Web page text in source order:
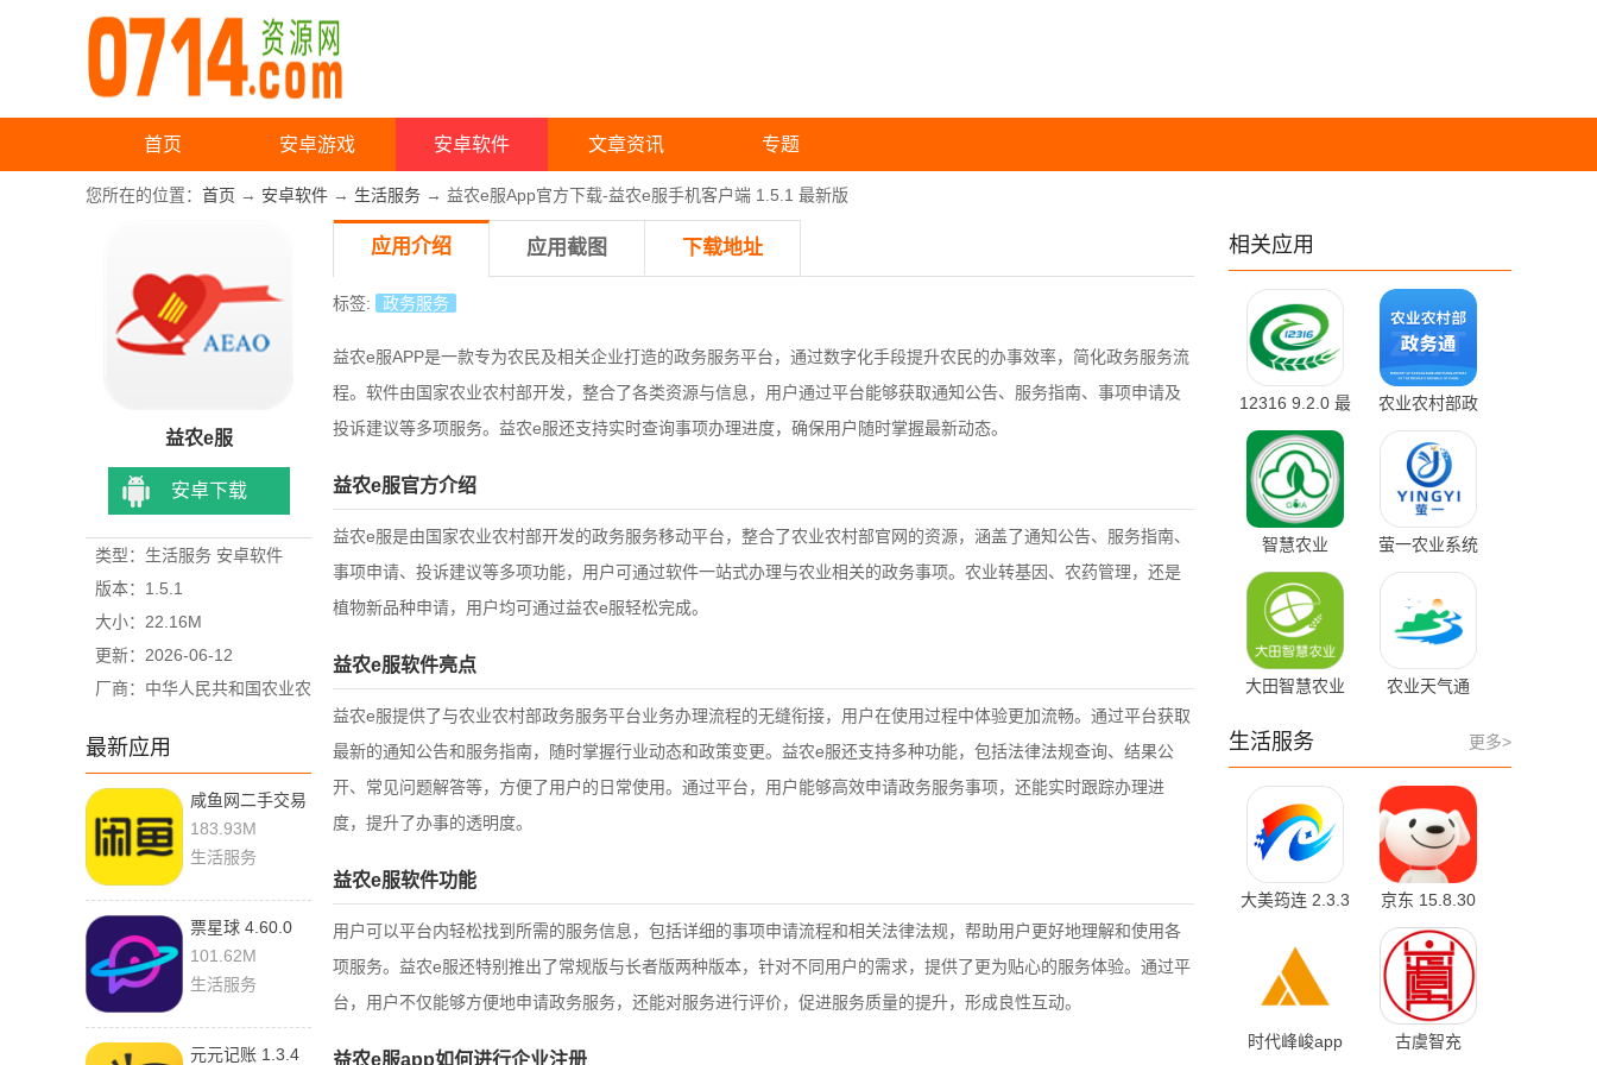
首页 安卓游戏 安卓软件 文章资讯 专题
您所在的位置： 首页 → 安卓软件 → 生活服务 → 益农e服App官方下载-益农e服手机客户端 1.5.1 最新版
益农e服
安卓下载
类型：生活服务 安卓软件
版本：1.5.1
大小：22.16M
更新：2026-06-12
厂商：中华人民共和国农业农
最新应用
咸鱼网二手交易
平台 7.26.70.1
最新版
183.93M
生活服务
票星球 4.60.0
官方版
101.62M
生活服务
元元记账 1.3.4
应用介绍 应用截图 下载地址
标签: 政务服务
益农e服APP是一款专为农民及相关企业打造的政务服务平台，通过数字化手段提升农民的办事效率，简化政务服务流
程。软件由国家农业农村部开发，整合了各类资源与信息，用户通过平台能够获取通知公告、服务指南、事项申请及
投诉建议等多项服务。益农e服还支持实时查询事项办理进度，确保用户随时掌握最新动态。
益农e服官方介绍
益农e服是由国家农业农村部开发的政务服务移动平台，整合了农业农村部官网的资源，涵盖了通知公告、服务指南、
事项申请、投诉建议等多项功能，用户可通过软件一站式办理与农业相关的政务事项。农业转基因、农药管理，还是
植物新品种申请，用户均可通过益农e服轻松完成。
益农e服软件亮点
益农e服提供了与农业农村部政务服务平台业务办理流程的无缝衔接，用户在使用过程中体验更加流畅。通过平台获取
最新的通知公告和服务指南，随时掌握行业动态和政策变更。益农e服还支持多种功能，包括法律法规查询、结果公
开、常见问题解答等，方便了用户的日常使用。通过平台，用户能够高效申请政务服务事项，还能实时跟踪办理进
度，提升了办事的透明度。
益农e服软件功能
用户可以平台内轻松找到所需的服务信息，包括详细的事项申请流程和相关法律法规，帮助用户更好地理解和使用各
项服务。益农e服还特别推出了常规版与长者版两种版本，针对不同用户的需求，提供了更为贴心的服务体验。通过平
台，用户不仅能够方便地申请政务服务，还能对服务进行评价，促进服务质量的提升，形成良性互动。
益农e服app如何进行企业注册
相关应用
12316 9.2.0 最
新版
农业农村部政
务通
1.0.0.9976 官
方版
智慧农业
v2.7.5 最新版
萤一农业系统
1.1.5 最新版
大田智慧农业
农业天气通
更多>
生活服务
大美筠连 2.3.3
京东 15.8.30
最新版
时代峰峻app
古虞智充